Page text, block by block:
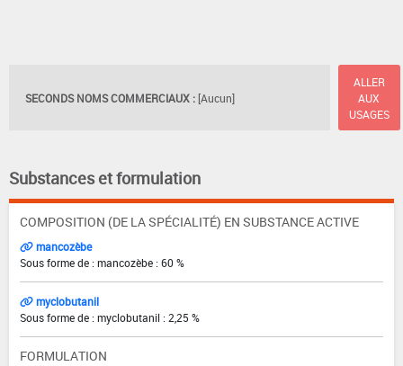
SECONDS NOMS COMMERCIAUX : [Aucun]
ALLER
AUX
USAGES
Substances et formulation
COMPOSITION (DE LA SPÉCIALITÉ) EN SUBSTANCE ACTIVE
mancozèbe
Sous forme de : mancozèbe : 60 %
myclobutanil
Sous forme de : myclobutanil : 2,25 %
FORMULATION